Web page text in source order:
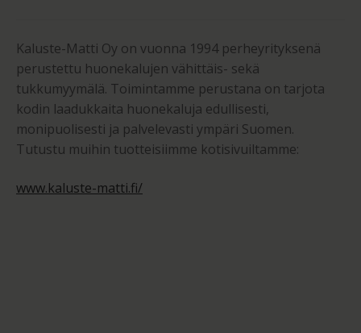
Kaluste-Matti Oy on vuonna 1994 perheyrityksenä
perustettu huonekalujen vähittäis- sekä
tukkumyymälä. Toimintamme perustana on tarjota
kodin laadukkaita huonekaluja edullisesti,
monipuolisesti ja palvelevasti ympäri Suomen.
Tutustu muihin tuotteisiimme kotisivuiltamme:
www.kaluste-matti.fi/